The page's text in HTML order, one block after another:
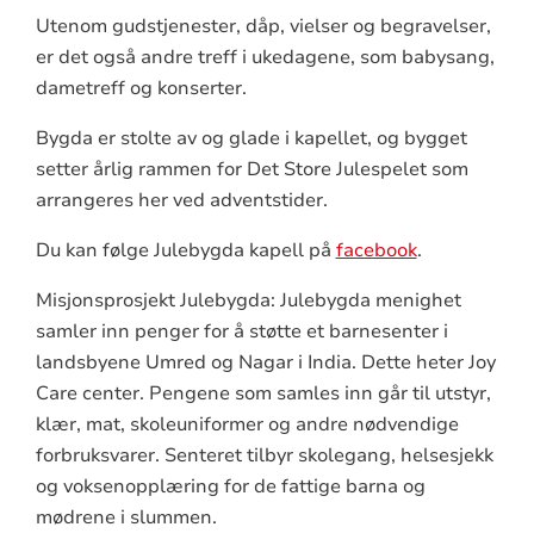
Utenom gudstjenester, dåp, vielser og begravelser,
er det også andre treff i ukedagene, som babysang,
dametreff og konserter.
Bygda er stolte av og glade i kapellet, og bygget
setter årlig rammen for Det Store Julespelet som
arrangeres her ved adventstider. ​
Du kan følge Julebygda kapell på facebook.
Misjonsprosjekt Julebygda: Julebygda menighet
samler inn penger for å støtte et barnesenter i
landsbyene Umred og Nagar i India. Dette heter Joy
Care center. Pengene som samles inn går til utstyr,
klær, mat, skoleuniformer og andre nødvendige
forbruksvarer. Senteret tilbyr skolegang, helsesjekk
og voksenopplæring for de fattige barna og
mødrene i slummen.